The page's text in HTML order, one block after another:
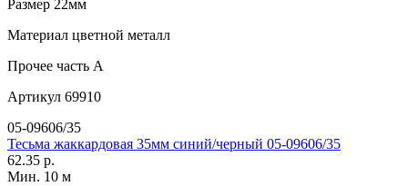
Размер 22мм
Материал цветной металл
Прочее часть A
Артикул 69910
05-09606/35
Тесьма жаккардовая 35мм синий/черный 05-09606/35
62.35 р.
Мин. 10 м